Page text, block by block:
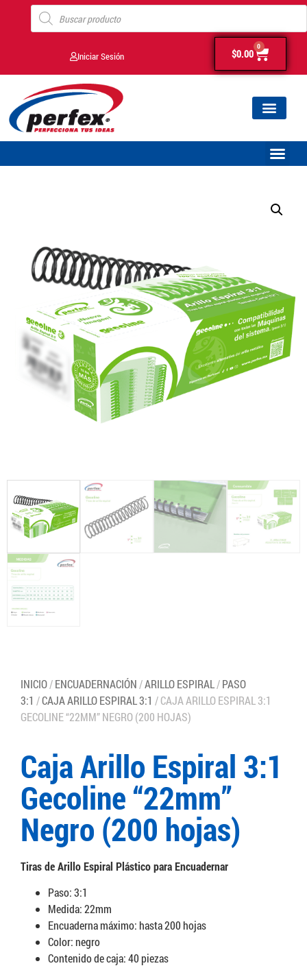
Iniciar Sesión $0.00
0
INICIO/ENCUADERNACIÓN /ARILLO ESPIRAL/PASO
3:1 /CAJA ARILLO ESPIRAL 3:1 / CAJA ARILLO ESPIRAL 3:1
GECOLINE “22MM” NEGRO (200 HOJAS)
Caja Arillo Espiral 3:1
Gecoline “22mm”
Negro (200 hojas)
Tiras de Arillo Espiral Plástico para Encuadernar
Paso: 3:1
Medida: 22mm
Encuaderna máximo: hasta 200 hojas
Color: negro
Contenido de caja: 40 piezas